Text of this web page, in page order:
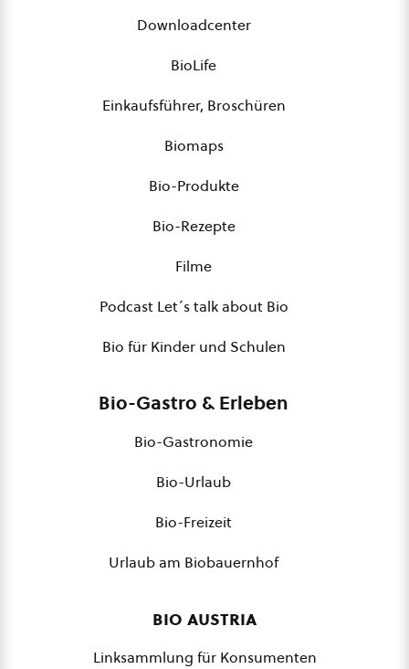
Downloadcenter
BioLife
Einkaufsführer, Broschüren
Biomaps
Bio-Produkte
Bio-Rezepte
Filme
Podcast Let´s talk about Bio
Bio für Kinder und Schulen
Bio-Gastro & Erleben
Bio-Gastronomie
Bio-Urlaub
Bio-Freizeit
Urlaub am Biobauernhof
bio austria
Linksammlung für Konsumenten